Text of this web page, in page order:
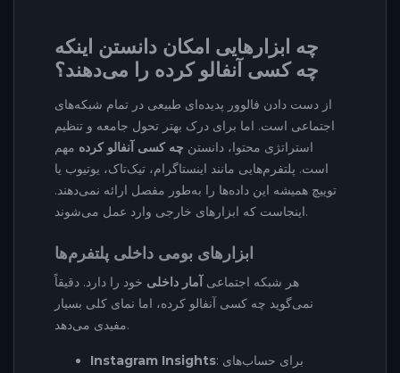
چه ابزارهایی امکان دانستن اینکه
چه کسی آنفالو کرده را می‌دهند؟
از دست دادن فالوور پدیده‌ای طبیعی در تمام شبکه‌های
اجتماعی است. اما برای درک بهتر تحول جامعه و تنظیم
استراتژی محتوا، دانستن چه کسی آنفالو کرده مهم
است. پلتفرم‌هایی مانند اینستاگرام، تیک‌تاک، یوتیوب یا
توییچ همیشه این داده‌ها را به‌طور مفصل ارائه نمی‌دهند.
اینجاست که ابزارهای خارجی وارد عمل می‌شوند.
ابزارهای بومی داخلی پلتفرم‌ها
هر شبکه اجتماعی آمار داخلی خود را دارد. دقیقاً
نمی‌گوید چه کسی آنفالو کرده، اما نمای کلی بسیار
مفیدی می‌دهد.
Instagram Insights: برای حساب‌های